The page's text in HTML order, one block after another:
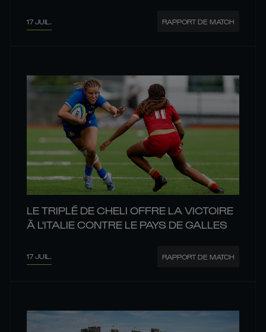
17 JUIL. RAPPORT DE MATCH
LE TRIPLÉ DE CHELI OFFRE LA VICTOIRE
À L'ITALIE CONTRE LE PAYS DE GALLES
17 JUIL. RAPPORT DE MATCH